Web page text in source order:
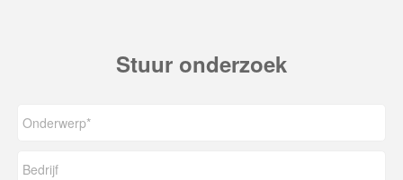
Stuur onderzoek